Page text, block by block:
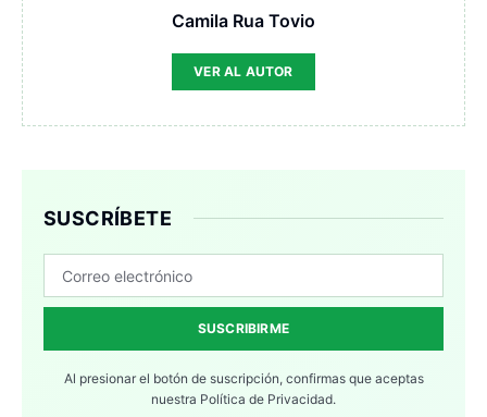
Camila Rua Tovio
VER AL AUTOR
SUSCRÍBETE
SUSCRIBIRME
Al presionar el botón de suscripción, confirmas que aceptas
nuestra Política de Privacidad.